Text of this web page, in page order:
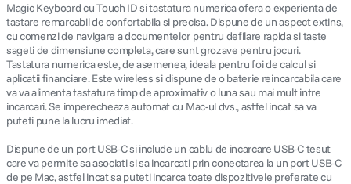
Magic Keyboard cu Touch ID si tastatura numerica ofera o experienta de
tastare remarcabil de confortabila si precisa. Dispune de un aspect extins,
cu comenzi de navigare a documentelor pentru defilare rapida si taste
sageti de dimensiune completa, care sunt grozave pentru jocuri.
Tastatura numerica este, de asemenea, ideala pentru foi de calcul si
aplicatii financiare. Este wireless si dispune de o baterie reincarcabila care
va va alimenta tastatura timp de aproximativ o luna sau mai mult intre
incarcari. Se imperecheaza automat cu Mac-ul dvs., astfel incat sa va
puteti pune la lucru imediat.
Dispune de un port USB-C si include un cablu de incarcare USB-C tesut
care va permite sa asociati si sa incarcati prin conectarea la un port USB-C
de pe Mac, astfel incat sa puteti incarca toate dispozitivele preferate cu